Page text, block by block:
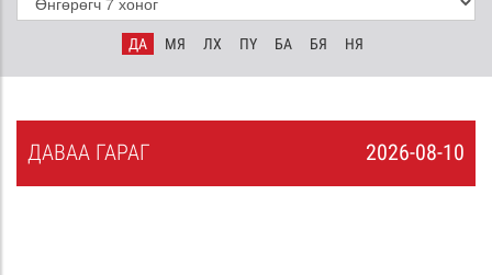
ДА МЯ ЛХ ПҮ БА БЯ НЯ
2026-08-10
ДАВАА ГАРАГ